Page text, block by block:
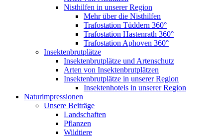
Nisthilfen in unserer Region
Mehr über die Nisthilfen
Trafostation Tüddern 360°
Trafostation Hastenrath 360°
Trafostation Aphoven 360°
Insektenbrutplätze
Insektenbrutplätze und Artenschutz
Arten von Insektenbrutplätzen
Insektenbrutplätze in unserer Region
Insektenhotels in unserer Region
Naturimpressionen
Unsere Beiträge
Landschaften
Pflanzen
Wildtiere